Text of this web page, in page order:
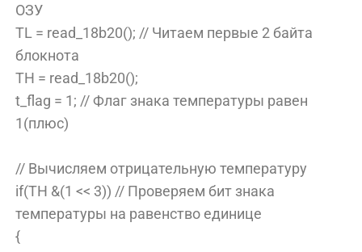
ОЗУ
TL = read_18b20(); // Читаем первые 2 байта
блокнота
TH = read_18b20();
t_flag = 1; // Флаг знака температуры равен
1(плюс)
// Вычисляем отрицательную температуру
if(TH &(1 << 3)) // Проверяем бит знака
температуры на равенство единице
{